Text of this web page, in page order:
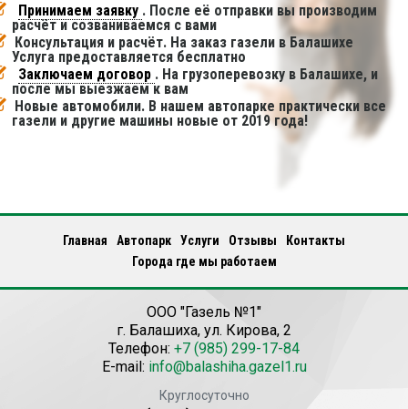
Принимаем заявку . После её отправки вы производим
расчёт и созваниваемся с вами
Консультация и расчёт. На заказ газели в Балашихе
Услуга предоставляется бесплатно
Заключаем договор . На грузоперевозку в Балашихе, и
после мы выезжаем к вам
Новые автомобили. В нашем автопарке практически все
газели и другие машины новые от 2019 года!
Главная Автопарк Услуги Отзывы
Контакты
Города где мы работаем
ООО "Газель №1"
г. Балашиха, ул. Кирова, 2
Телефон: +7 (985) 299-17-84
E-mail: info@balashiha.gazel1.ru
Круглосуточно